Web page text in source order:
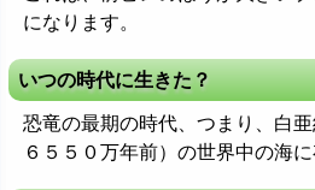
になります。
いつの時代に生きた？
恐竜の最期の時代、つまり、白
６５５０万年前）の世界中の海に